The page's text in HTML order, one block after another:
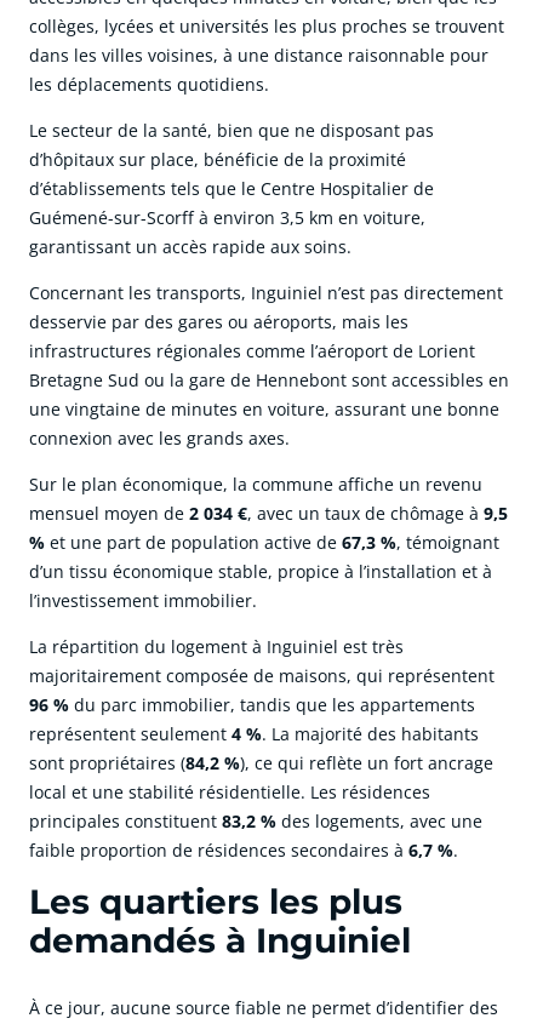
collèges, lycées et universités les plus proches se trouvent
dans les villes voisines, à une distance raisonnable pour
les déplacements quotidiens.
Le secteur de la santé, bien que ne disposant pas
d’hôpitaux sur place, bénéficie de la proximité
d’établissements tels que le Centre Hospitalier de
Guémené-sur-Scorff à environ 3,5 km en voiture,
garantissant un accès rapide aux soins.
Concernant les transports, Inguiniel n’est pas directement
desservie par des gares ou aéroports, mais les
infrastructures régionales comme l’aéroport de Lorient
Bretagne Sud ou la gare de Hennebont sont accessibles en
une vingtaine de minutes en voiture, assurant une bonne
connexion avec les grands axes.
Sur le plan économique, la commune affiche un revenu
mensuel moyen de 2 034 €, avec un taux de chômage à 9,5
% et une part de population active de 67,3 %, témoignant
d’un tissu économique stable, propice à l’installation et à
l’investissement immobilier.
La répartition du logement à Inguiniel est très
majoritairement composée de maisons, qui représentent
96 % du parc immobilier, tandis que les appartements
représentent seulement 4 %. La majorité des habitants
sont propriétaires (84,2 %), ce qui reflète un fort ancrage
local et une stabilité résidentielle. Les résidences
principales constituent 83,2 % des logements, avec une
faible proportion de résidences secondaires à 6,7 %.
Les quartiers les plus
demandés à Inguiniel
À ce jour, aucune source fiable ne permet d’identifier des